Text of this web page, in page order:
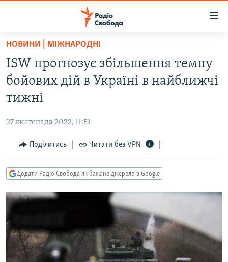
Перейти
основного
матеріалу
до
основної
Перейти
до
пошуку
РАДІО СВОБОДА – 70 РОКІВ
ВСЕ ЗА ДОБУ
ЕКОНОМІКА
СУСПІЛЬСТВО
УКРАЇНА
РОСІЙСЬКА «ФІЛЬТРАЦІЯ»
ДОНБАС.РЕАЛІЇ
ТИ ЯК?
СХЕМИ
МУЛЬТИМЕДІА
ФОТО
НОВИНИ | МІЖНАРОДНІ
ISW прогнозує збільшення темпу
бойових дій в Україні в найближчі
тижні
27 листопада 2022, 11:51
Поділитись Читати без VPN
Додати Радіо Свобода як бажане джерело в Google